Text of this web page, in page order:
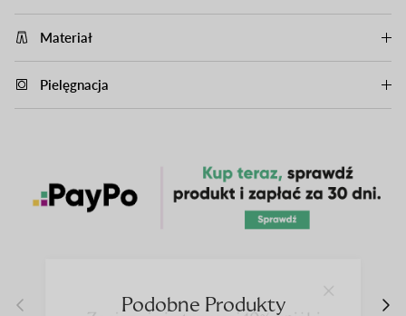
Materiał
Pielęgnacja
Previous Podobne Produkty
Zapisz się i otrzymaj 10% zniżki